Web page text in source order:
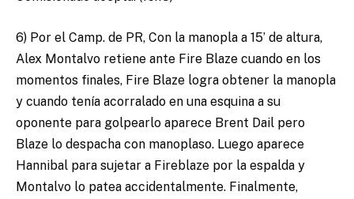
6) Por el Camp. de PR, Con la manopla a 15’ de altura,
Alex Montalvo retiene ante Fire Blaze cuando en los
momentos finales, Fire Blaze logra obtener la manopla
y cuando tenía acorralado en una esquina a su
oponente para golpearlo aparece Brent Dail pero
Blaze lo despacha con manoplaso. Luego aparece
Hannibal para sujetar a Fireblaze por la espalda y
Montalvo lo patea accidentalmente. Finalmente,